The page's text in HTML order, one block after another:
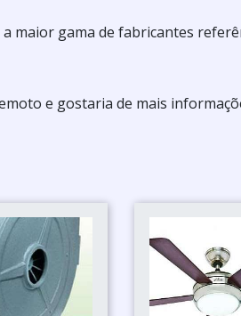
maior gama de fabricantes
e gostaria de mais